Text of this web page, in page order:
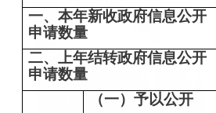
一、本年新收政府信息公开
申请数量
二、上年结转政府信息公开
申请数量
（一）予以公开